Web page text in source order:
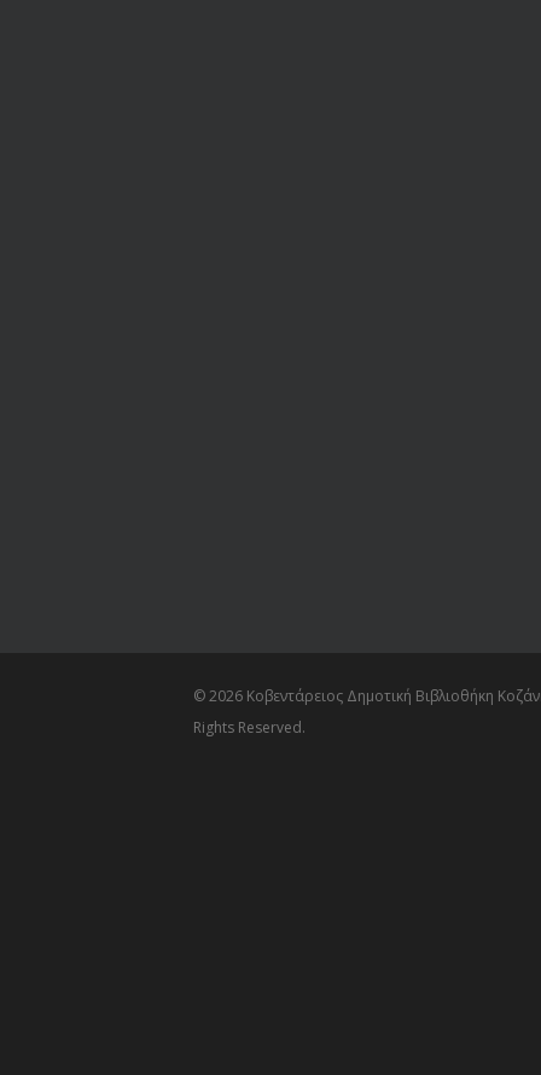
© 2026 Κοβεντάρειος Δημοτική Βιβλιοθήκη
Rights Reserved.